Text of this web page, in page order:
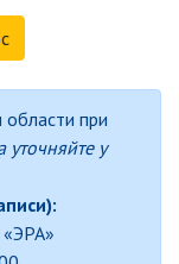
ЛЕНТЫ
(LED
области при
уточняйте у
«ЭРА»